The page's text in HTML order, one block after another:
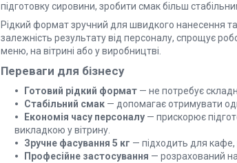
підготовку сировини, зробити смак більш
Рідкий формат зручний для швидкого нанесення
залежність результату від персоналу, спрощує
меню, на вітрині або у виробництві.
Переваги для бізнесу
Готовий рідкий формат — не потребує
Стабільний смак — допомагає отримувати
Економія часу персоналу — прискорює
викладкою у вітрину.
Зручне фасування 5 кг — підходить для кафе,
Професійне застосування — розрахований